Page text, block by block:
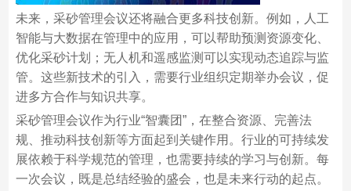
未来，采砂管理会议还将融合更多科技创新。例如，人工
智能与大数据在管理中的应用，可以帮助预测资源变化、
优化采砂计划；无人机和遥感监测可以实现动态追踪与监
管。这些新技术的引入，需要行业组织定期举办会议，促
进多方合作与知识共享。
采砂管理会议作为行业“智囊团”，在整合资源、完善法
规、推动科技创新等方面起到关键作用。行业的可持续发
展依赖于科学规范的管理，也需要持续的学习与创新。每
一次会议，既是总结经验的盛会，也是未来行动的起点。